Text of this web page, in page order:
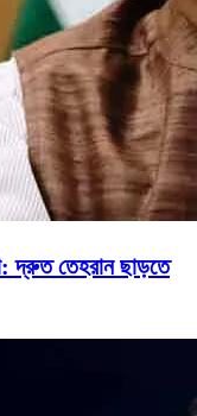
দ্রুত তেহরান ছাড়তে